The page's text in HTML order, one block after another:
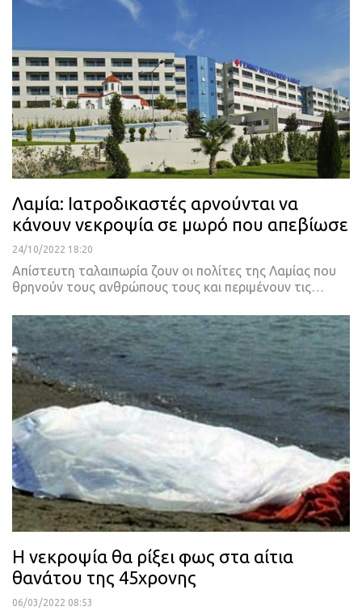
Λαμία: Ιατροδικαστές αρνούνται να
κάνουν νεκροψία σε μωρό που απεβίωσε
24/10/2022 18:20
Απίστευτη ταλαιπωρία ζουν οι πολίτες της Λαμίας που
θρηνούν τους ανθρώπους τους και περιμένουν τις…
Η νεκροψία θα ρίξει φως στα αίτια
θανάτου της 45χρονης
06/03/2022 08:53